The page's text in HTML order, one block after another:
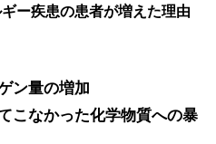
ー疾患の患者が増えた理由
ン量の増加
こなかった化学物質への暴